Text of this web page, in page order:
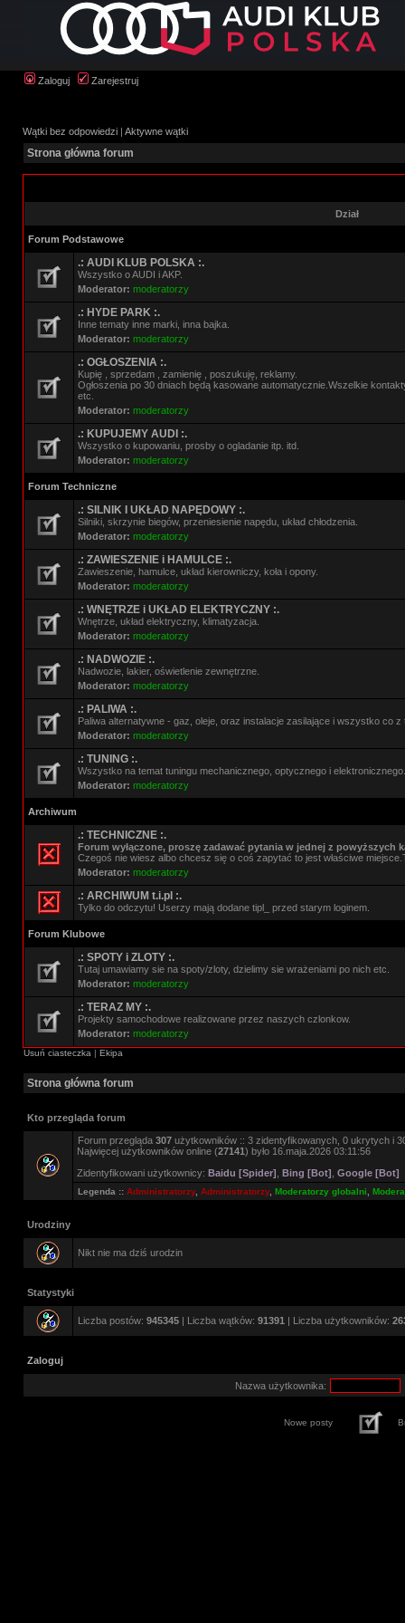
Zaloguj Zarejestruj
Wątki bez odpowiedzi | Aktywne wątki
Strona główna forum
Dział
Forum Podstawowe
.: AUDI KLUB POLSKA :.
Wszystko o AUDI i AKP.
Moderator: moderatorzy
.: HYDE PARK :.
Inne tematy inne marki, inna bajka.
Moderator: moderatorzy
.: OGŁOSZENIA :.
Kupię , sprzedam , zamienię , poszukuję, reklamy.
Ogłoszenia po 30 dniach będą kasowane automatycznie.Wszelkie
etc.
Moderator: moderatorzy
.: KUPUJEMY AUDI :.
Wszystko o kupowaniu, prosby o ogladanie itp. itd.
Moderator: moderatorzy
Forum Techniczne
.: SILNIK I UKŁAD NAPĘDOWY :.
Silniki, skrzynie biegów, przeniesienie napędu, układ chłodzenia.
Moderator: moderatorzy
.: ZAWIESZENIE i HAMULCE :.
Zawieszenie, hamulce, układ kierowniczy, koła i opony.
Moderator: moderatorzy
.: WNĘTRZE i UKŁAD ELEKTRYCZNY :.
Wnętrze, układ elektryczny, klimatyzacja.
Moderator: moderatorzy
.: NADWOZIE :.
Nadwozie, lakier, oświetlenie zewnętrzne.
Moderator: moderatorzy
.: PALIWA :.
Paliwa alternatywne - gaz, oleje, oraz instalacje zasilające i wszystko co z
Moderator: moderatorzy
.: TUNING :.
Wszystko na temat tuningu mechanicznego, optycznego i elektronicznego.
Moderator: moderatorzy
Archiwum
.: TECHNICZNE :.
Forum wyłączone, proszę zadawać pytania w jednej z powyższych
Czegoś nie wiesz albo chcesz się o coś zapytać to jest właściwe
Moderator: moderatorzy
.: ARCHIWUM t.i.pl :.
Tylko do odczytu! Userzy mają dodane tipl_ przed starym loginem.
Forum Klubowe
.: SPOTY i ZLOTY :.
Tutaj umawiamy sie na spoty/zloty, dzielimy sie wrażeniami po nich etc.
Moderator: moderatorzy
.: TERAZ MY :.
Projekty samochodowe realizowane przez naszych czlonkow.
Moderator: moderatorzy
Usuń ciasteczka | Ekipa
Strona główna forum
Kto przegląda forum
Forum przegląda 307 użytkowników :: 3 zidentyfikowanych, 0 ukrytych i
Najwięcej użytkowników online (27141) było 16.maja.2026 03:11:56
Zidentyfikowani użytkownicy: Baidu [Spider] Bing [Bot] Google [Bot]
Legenda :: Administratorzy, Administratorzy, Moderatorzy globalni
Urodziny
Nikt nie ma dziś urodzin
Statystyki
Liczba postów: 945345 | Liczba wątków: 91391 | Liczba użytkowników:
Zaloguj
Nazwa użytkownika:
Nowe posty